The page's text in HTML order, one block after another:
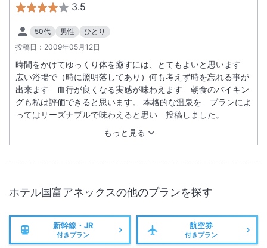
3.5
50代 男性
ひとり
投稿日： 2009年05月12日
もっと見る
時間をかけてゆっくり体を癒すには、とてもよいと思います
広い浴場で（時に照明落してあり）何も考えず時を忘れる事が
出来ます 血行が良くなる実感が味わえます 朝食のバイキン
グも私は評価できると思います。 本格的な温泉を プランによ
ってはリーズナブルで味わえると思い 投稿しました。
ホテル国富アネックスの他のプランを探す
新幹線・JR
付きプラン
航空券
付きプラン